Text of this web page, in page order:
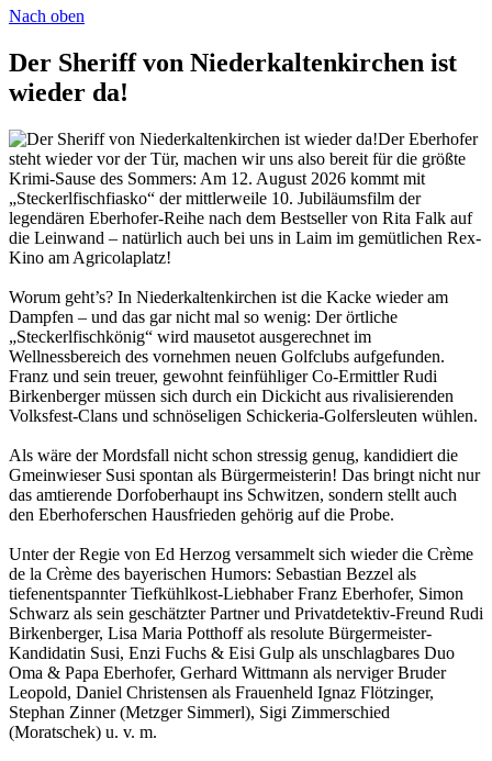
Nach oben
Der Sheriff von Niederkaltenkirchen ist
wieder da!
Der Eberhofer
steht wieder vor der Tür, machen wir uns also bereit für die größte
Krimi-Sause des Sommers: Am 12. August 2026 kommt mit
„Steckerlfischfiasko“ der mittlerweile 10. Jubiläumsfilm der
legendären Eberhofer-Reihe nach dem Bestseller von Rita Falk auf
die Leinwand – natürlich auch bei uns in Laim im gemütlichen Rex-
Kino am Agricolaplatz!
Worum geht’s? In Niederkaltenkirchen ist die Kacke wieder am
Dampfen – und das gar nicht mal so wenig: Der örtliche
„Steckerlfischkönig“ wird mausetot ausgerechnet im
Wellnessbereich des vornehmen neuen Golfclubs aufgefunden.
Franz und sein treuer, gewohnt feinfühliger Co-Ermittler Rudi
Birkenberger müssen sich durch ein Dickicht aus rivalisierenden
Volksfest-Clans und schnöseligen Schickeria-Golfersleuten wühlen.
Als wäre der Mordsfall nicht schon stressig genug, kandidiert die
Gmeinwieser Susi spontan als Bürgermeisterin! Das bringt nicht nur
das amtierende Dorfoberhaupt ins Schwitzen, sondern stellt auch
den Eberhoferschen Hausfrieden gehörig auf die Probe.
Unter der Regie von Ed Herzog versammelt sich wieder die Crème
de la Crème des bayerischen Humors: Sebastian Bezzel als
tiefenentspannter Tiefkühlkost-Liebhaber Franz Eberhofer, Simon
Schwarz als sein geschätzter Partner und Privatdetektiv-Freund Rudi
Birkenberger, Lisa Maria Potthoff als resolute Bürgermeister-
Kandidatin Susi, Enzi Fuchs & Eisi Gulp als unschlagbares Duo
Oma & Papa Eberhofer, Gerhard Wittmann als nerviger Bruder
Leopold, Daniel Christensen als Frauenheld Ignaz Flötzinger,
Stephan Zinner (Metzger Simmerl), Sigi Zimmerschied
(Moratschek) u. v. m.